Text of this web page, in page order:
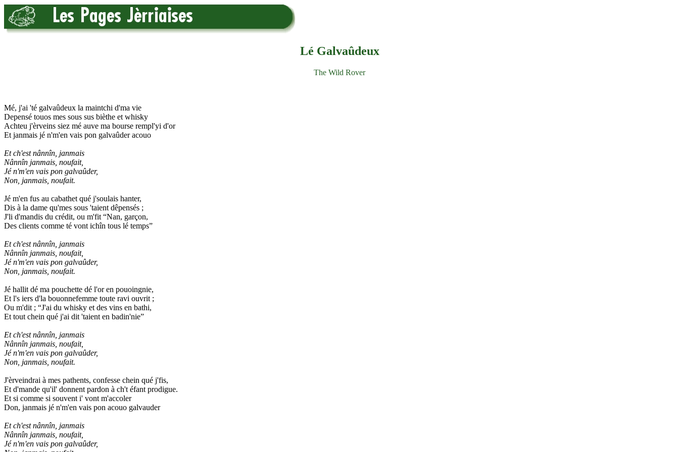
Lé Galvaûdeux
The Wild Rover
Mé, j'ai 'té galvaûdeux la maintchi d'ma vie
Depensé touos mes sous sus bièthe et whisky
Achteu j'èrveins siez mé auve ma bourse rempl'yi d'or
Et janmais jé n'm'en vais pon galvaûder acouo
Et ch'est nânnîn, janmais
Nânnîn janmais, noufait,
Jé n'm'en vais pon galvaûder,
Non, janmais, noufait.
Jé m'en fus au cabathet qué j'soulais hanter,
Dis à la dame qu'mes sous 'taient dêpensés ;
J'li d'mandis du crédit, ou m'fit “Nan, garçon,
Des clients comme té vont ichîn tous lé temps”
Et ch'est nânnîn, janmais
Nânnîn janmais, noufait,
Jé n'm'en vais pon galvaûder,
Non, janmais, noufait.
Jé hallit dé ma pouchette dé l'or en pouoingnie,
Et l's iers d'la bouonnefemme toute ravi ouvrit ;
Ou m'dit ; “J'ai du whisky et des vins en bathi,
Et tout chein qué j'ai dit 'taient en badin'nie”
Et ch'est nânnîn, janmais
Nânnîn janmais, noufait,
Jé n'm'en vais pon galvaûder,
Non, janmais, noufait.
J'èrveindrai à mes pathents, confesse chein qué j'fis,
Et d'mande qu'il' donnent pardon à ch't éfant prodigue.
Et si comme si souvent i' vont m'accoler
Don, janmais jé n'm'en vais pon acouo galvauder
Et ch'est nânnîn, janmais
Nânnîn janmais, noufait,
Jé n'm'en vais pon galvaûder,